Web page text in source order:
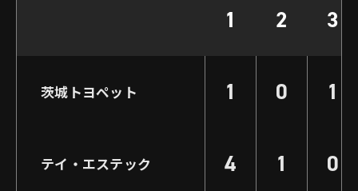
1 2 3
茨城トヨペット 1 0 1
テイ・エステック 4 1 0